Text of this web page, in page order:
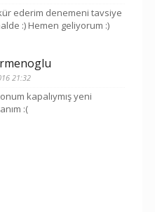
ederim denemeni tavsiye
:) Hemen geliyorum :)
21:32
kapalıymış yeni
:(